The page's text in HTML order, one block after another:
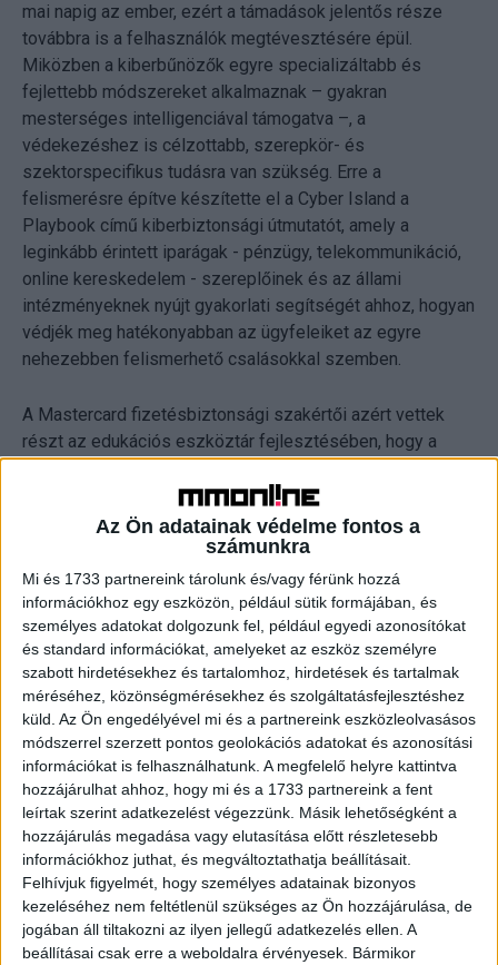
Az Ön adatainak védelme fontos a
számunkra
Mi és 1733 partnereink tárolunk és/vagy férünk hozzá
információkhoz egy eszközön, például sütik formájában, és
személyes adatokat dolgozunk fel, például egyedi azonosítókat
és standard információkat, amelyeket az eszköz személyre
szabott hirdetésekhez és tartalomhoz, hirdetések és tartalmak
méréséhez, közönségmérésekhez és szolgáltatásfejlesztéshez
küld. Az Ön engedélyével mi és a partnereink eszközleolvasásos
módszerrel szerzett pontos geolokációs adatokat és azonosítási
információkat is felhasználhatunk. A megfelelő helyre kattintva
hozzájárulhat ahhoz, hogy mi és a 1733 partnereink a fent
leírtak szerint adatkezelést végezzünk. Másik lehetőségként a
hozzájárulás megadása vagy elutasítása előtt részletesebb
információkhoz juthat, és megváltoztathatja beállításait.
Felhívjuk figyelmét, hogy személyes adatainak bizonyos
kezeléséhez nem feltétlenül szükséges az Ön hozzájárulása, de
jogában áll tiltakozni az ilyen jellegű adatkezelés ellen. A
beállításai csak erre a weboldalra érvényesek. Bármikor
mai napig az ember, ezért a támadások jelentős része
továbbra is a felhasználók megtévesztésére épül.
Miközben a kiberbűnözők egyre specializáltabb és
fejlettebb módszereket alkalmaznak – gyakran
mesterséges intelligenciával támogatva –, a
védekezéshez is célzottabb, szerepkör- és
szektorspecifikus tudásra van szükség. Erre a
felismerésre építve készítette el a Cyber Island a
Playbook című kiberbiztonsági útmutatót, amely a
leginkább érintett iparágak - pénzügy, telekommunikáció,
online kereskedelem - szereplőinek és az állami
intézményeknek nyújt gyakorlati segítségét ahhoz, hogyan
védjék meg hatékonyabban az ügyfeleiket az egyre
nehezebben felismerhető csalásokkal szemben.
A Mastercard fizetésbiztonsági szakértői azért vettek
részt az edukációs eszköztár fejlesztésében, hogy a
egységes, érthető és hatékony legyen. A digitális
ökoszisztéma védelme összehangolt fellépést igényel,
az inkonzisztens kommunikáció pedig a teljes védelmi
rendszert gyengítheti. A Cyber Island friss felmérése
kimutatta: ahol rendszeres, cselekvésre ösztönző
kommunikáció zajlik, ott jelentősen magasabb tudásszint
és jobb felhasználói teljesítmény figyelhető meg.
A Playbook részletes útmutatót tartalmaz arról, hogy az
érintettek hogyan kommunikálják hatékonyan a
kiberbiztonsági kockázatokat, fejlesszék felhasználóik
biztonságtudatosságát, valamint hogyan reagáljanak
gyorsan és hatékonyan a folyamatosan változó
fenyegetésekre. A Playbook szerzői szerint a sikeres
kiberbiztonsági edukációhoz elengedhetetlen a pénzügyi
ökoszisztéma szereplői tevékenységének
összehangolása, a célcsoportok pontos ismerete, a
megfelelő kommunikációs csatornák és üzenetek